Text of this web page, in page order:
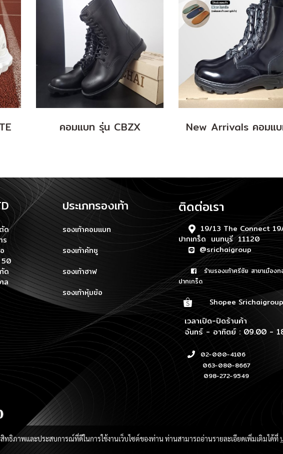
คอมแบท รุ่น CBZX
ด
ร
50
ด
ล
ประเภทรองเท้า
รองเท้าคอมแบท
รองเท้าคัทชู
รองเท้าฮาฟ
รองเท้าหุ้มข้อ
ติดต่อเรา
19/13 The Connect
ปากเกร็ด นนทบุรี 11120
@srichaigroup
ร้านรองเท้าศรีชัย สาขาเมือง
ปากเกร็ด
Shopee Srichaigroup
เวลาเปิด-ปิดร้านค้า
จันทร์ - อาทิตย์ : 09.00 -
02-000-4106
063-080-8667
098-272-9549
ทธิภาพและประสบการณ์ที่ดีในการใช้งานเว็บไซต์ของท่าน ท่านสามารถอ่านรายละเอียดเพิ่มเติมได้ที่